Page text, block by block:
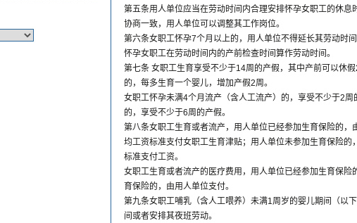
第五条用人单位应当在劳动时间内合理安排怀孕女职工的休
协商一致，用人单位可以调整其工作岗位。
第六条女职工怀孕7个月以上的，用人单位不得延长其劳动时
怀孕女职工在劳动时间内的产前检查时间算作劳动时间。
第七条 女职工生育享受不少于14周的产假，其中产前可以休
的，每多生育一个婴儿，增加产假2周。
女职工怀孕未满4个月流产（含人工流产）的，享受不少于2
的，享受不少于6周的产假。
第八条女职工生育或者流产，用人单位已经参加生育保险的
均工资标准支付女职工生育津贴；用人单位未参加生育保险
标准支付工资。
女职工生育或者流产的医疗费用，用人单位已经参加生育保
育保险的，由用人单位支付。
第九条女职工哺乳（含人工喂养）未满1周岁的婴儿期间（以
间或者安排其夜班劳动。